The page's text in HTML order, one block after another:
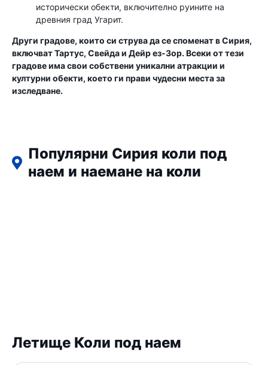
исторически обекти, включително руините на
древния град Угарит.
Други градове, които си струва да се споменат в Сирия,
включват Тартус, Свейда и Дейр ез-Зор. Всеки от тези
градове има свои собствени уникални атракции и
културни обекти, което ги прави чудесни места за
изследване.
Популярни Сирия коли под
наем и наемане на коли
Летище Коли под наем